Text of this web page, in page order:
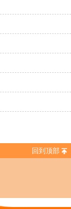
回到顶部